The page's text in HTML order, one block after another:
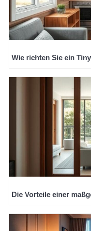
Wie richten Sie ein
Die Vorteile einer